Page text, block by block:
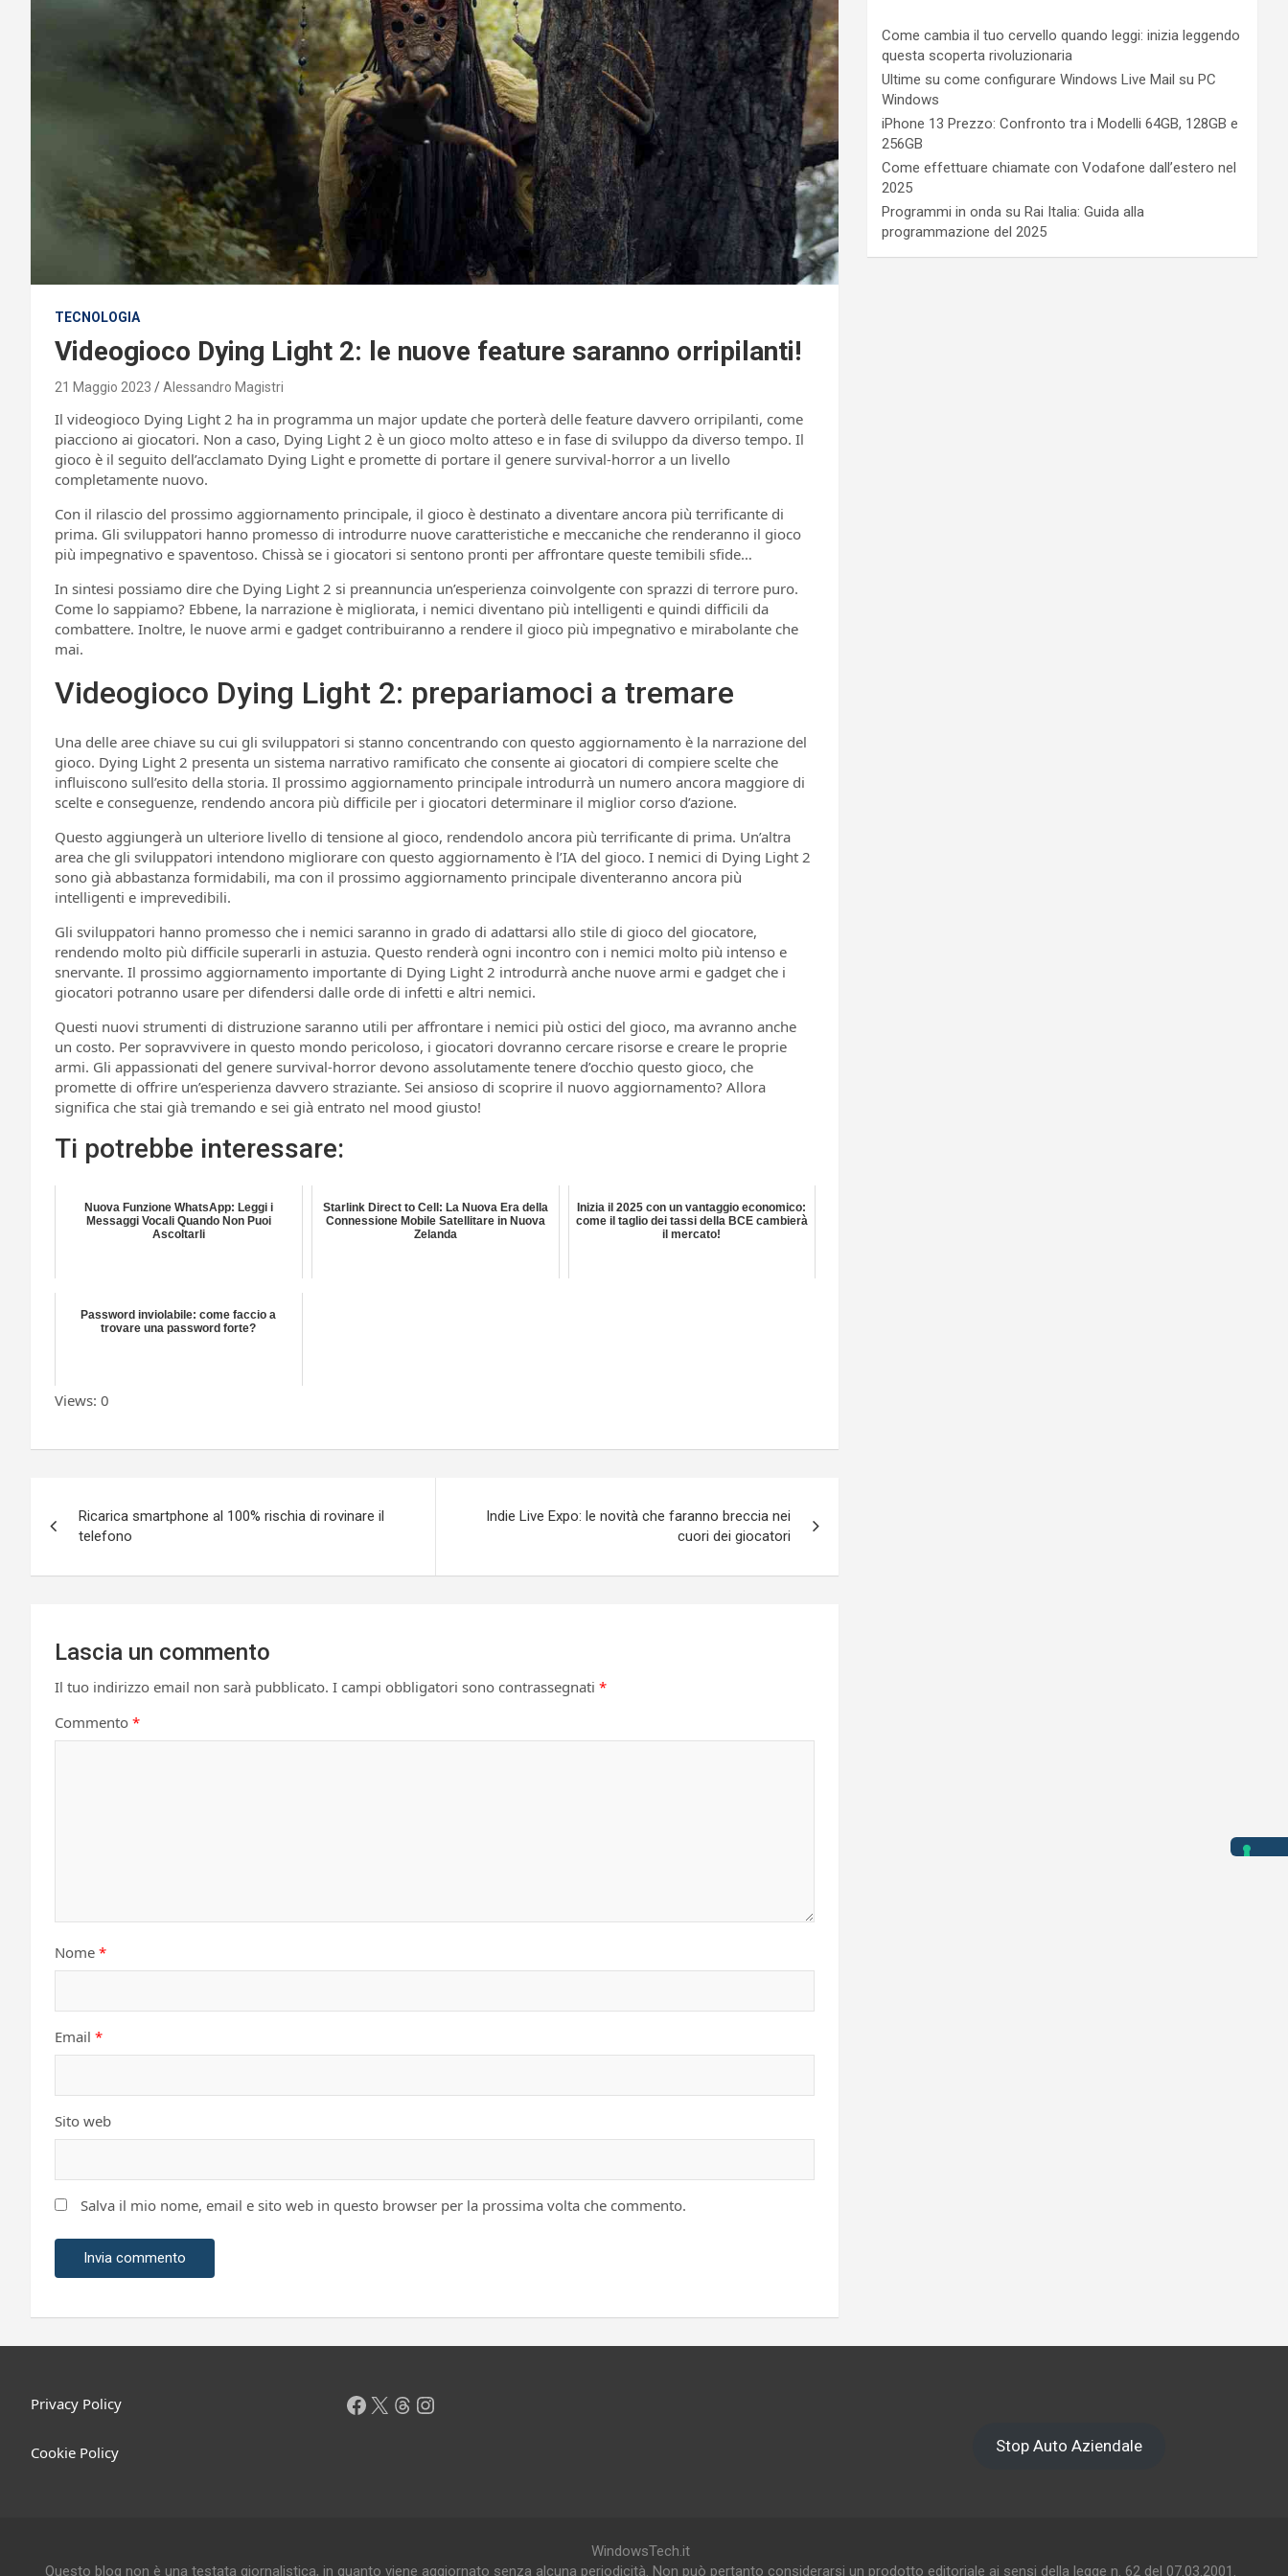
TECNOLOGIA
Videogioco Dying Light 2: le nuove feature saranno orripilanti!
21 Maggio 2023 Alessandro Magistri
Il videogioco Dying Light 2 ha in programma un major update che porterà delle feature davvero orripilanti, come
piacciono ai giocatori. Non a caso, Dying Light 2 è un gioco molto atteso e in fase di sviluppo da diverso tempo. Il
gioco è il seguito dell’acclamato Dying Light e promette di portare il genere survival-horror a un livello
completamente nuovo.
Con il rilascio del prossimo aggiornamento principale, il gioco è destinato a diventare ancora più terrificante di
prima. Gli sviluppatori hanno promesso di introdurre nuove caratteristiche e meccaniche che renderanno il gioco
più impegnativo e spaventoso. Chissà se i giocatori si sentono pronti per affrontare queste temibili sfide…
In sintesi possiamo dire che Dying Light 2 si preannuncia un’esperienza coinvolgente con sprazzi di terrore puro.
Come lo sappiamo? Ebbene, la narrazione è migliorata, i nemici diventano più intelligenti e quindi difficili da
combattere. Inoltre, le nuove armi e gadget contribuiranno a rendere il gioco più impegnativo e mirabolante che
mai.
Videogioco Dying Light 2: prepariamoci a tremare
Una delle aree chiave su cui gli sviluppatori si stanno concentrando con questo aggiornamento è la narrazione del
gioco. Dying Light 2 presenta un sistema narrativo ramificato che consente ai giocatori di compiere scelte che
influiscono sull’esito della storia. Il prossimo aggiornamento principale introdurrà un numero ancora maggiore di
scelte e conseguenze, rendendo ancora più difficile per i giocatori determinare il miglior corso d’azione.
Questo aggiungerà un ulteriore livello di tensione al gioco, rendendolo ancora più terrificante di prima. Un’altra
area che gli sviluppatori intendono migliorare con questo aggiornamento è l’IA del gioco. I nemici di Dying Light 2
sono già abbastanza formidabili, ma con il prossimo aggiornamento principale diventeranno ancora più
intelligenti e imprevedibili.
Gli sviluppatori hanno promesso che i nemici saranno in grado di adattarsi allo stile di gioco del giocatore,
rendendo molto più difficile superarli in astuzia. Questo renderà ogni incontro con i nemici molto più intenso e
snervante. Il prossimo aggiornamento importante di Dying Light 2 introdurrà anche nuove armi e gadget che i
giocatori potranno usare per difendersi dalle orde di infetti e altri nemici.
Questi nuovi strumenti di distruzione saranno utili per affrontare i nemici più ostici del gioco, ma avranno anche
un costo. Per sopravvivere in questo mondo pericoloso, i giocatori dovranno cercare risorse e creare le proprie
armi. Gli appassionati del genere survival-horror devono assolutamente tenere d’occhio questo gioco, che
promette di offrire un’esperienza davvero straziante. Sei ansioso di scoprire il nuovo aggiornamento? Allora
significa che stai già tremando e sei già entrato nel mood giusto!
Ti potrebbe interessare:
Nuova Funzione WhatsApp: Leggi i
Messaggi Vocali Quando Non Puoi
Ascoltarli
Starlink Direct to Cell: La Nuova Era della
Connessione Mobile Satellitare in Nuova
Zelanda
Inizia il 2025 con un vantaggio economico:
come il taglio dei tassi della BCE cambierà
il mercato!
Password inviolabile: come faccio a
trovare una password forte?
Views: 0
articoli
Ricarica smartphone al 100% rischia di rovinare il
telefono
Indie Live Expo: le novità che faranno breccia nei
cuori dei giocatori
Lascia un commento
Il tuo indirizzo email non sarà pubblicato. I campi obbligatori sono contrassegnati *
Commento *
Nome *
Email *
Sito web
Salva il mio nome, email e sito web in questo browser per la prossima volta che commento.
Come cambia il tuo cervello quando leggi: inizia leggendo
questa scoperta rivoluzionaria
Ultime su come configurare Windows Live Mail su PC
Windows
iPhone 13 Prezzo: Confronto tra i Modelli 64GB, 128GB e
256GB
Come effettuare chiamate con Vodafone dall’estero nel
2025
Programmi in onda su Rai Italia: Guida alla
programmazione del 2025
Privacy Policy
Cookie Policy
Facebook
X Threads
Instagram
Stop Auto Aziendale
WindowsTech.it
Questo blog non è una testata giornalistica, in quanto viene aggiornato senza alcuna periodicità. Non può pertanto considerarsi un prodotto editoriale ai sensi della legge n. 62 del 07.03.2001.